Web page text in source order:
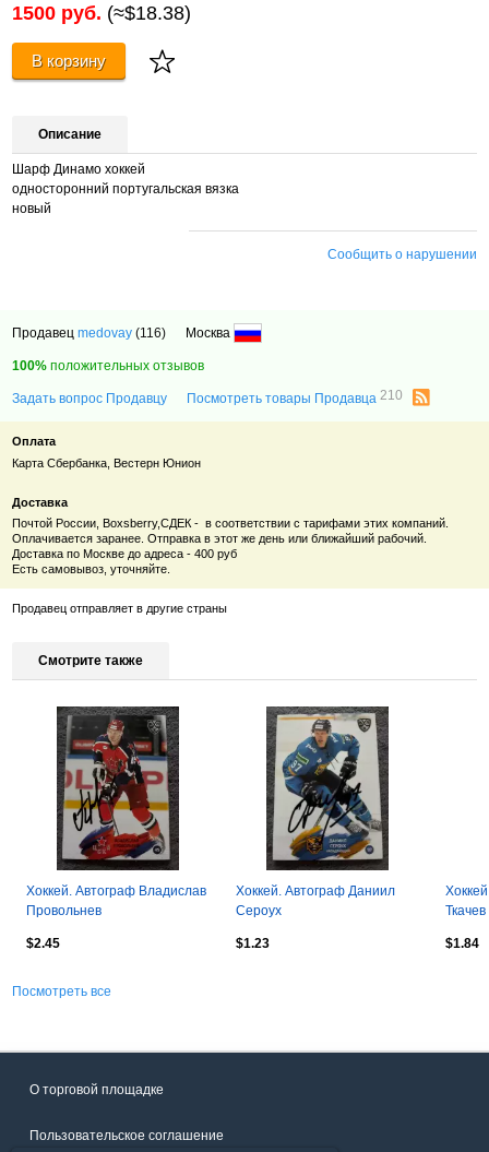
1500 руб. (≈$18.38)
В корзину
Описание
Шарф Динамо хоккей
односторонний португальская вязка
новый
Сообщить о нарушении
Продавецmedovay (116) Москва
100% положительных отзывов
Задать вопрос Продавцу Посмотреть товары Продавца210
Оплата
Карта Сбербанка, Вестерн Юнион
Доставка
Почтой России, Boхsberry,СДЕК - в соответствии с тарифами этих компаний.
Оплачивается заранее. Отправка в этот же день или ближайший рабочий.
Доставка по Москве до адреса - 400 руб
Есть самовывоз, уточняйте.
Продавец отправляет в другие страны
Смотрите также
Хоккей. Автограф Владислав
Провольнев
$2.45
Хоккей. Автограф Даниил
Сероух
$1.23
Ткачев
$1.84
Посмотреть все
О торговой площадке
Пользовательское соглашение